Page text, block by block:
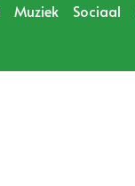
Muziek Sociaal